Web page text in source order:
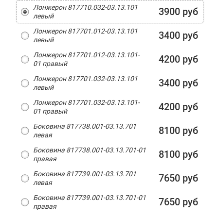
Лонжерон 817710.032-03.13.101
левый
3900 руб
Лонжерон 817701.012-03.13.101
левый
3400 руб
Лонжерон 817701.012-03.13.101-
01 правый
4200 руб
Лонжерон 817701.032-03.13.101
левый
3400 руб
Лонжерон 817701.032-03.13.101-
01 правый
4200 руб
Боковина 817738.001-03.13.701
левая
8100 руб
Боковина 817738.001-03.13.701-01
правая
8100 руб
Боковина 817739.001-03.13.701
левая
7650 руб
Боковина 817739.001-03.13.701-01
правая
7650 руб